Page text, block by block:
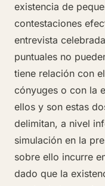
existencia de
contestaciones
entrevista
puntuales no
tiene relación con
cónyuges o con la
ellos y son estas
delimitan, a nivel
simulación en la
sobre ello incurre
dado que la